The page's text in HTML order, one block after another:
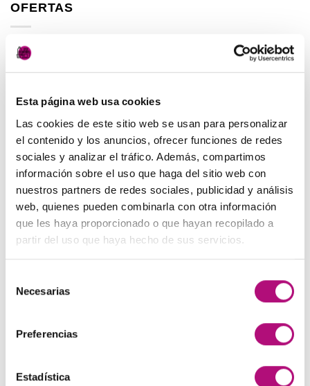
Esta página web usa cookies
Las cookies de este sitio web se usan para personalizar
el contenido y los anuncios, ofrecer funciones de redes
sociales y analizar el tráfico. Además, compartimos
información sobre el uso que haga del sitio web con
nuestros partners de redes sociales, publicidad y análisis
web, quienes pueden combinarla con otra información
que les haya proporcionado o que hayan recopilado a
partir del uso que haya hecho de sus servicios.
Necesarias
Preferencias
Estadística
OFERTAS
Elisièr Instant Bond Tratamiento
137,00€ El
original
era:
137,00€.
130,00€El
actual
es:
130,00€.
(IVA incluido)
48,00€ El
precio
original
era:
48,00€.
45,00 €El
precio
actual
es:
45,00€.
(IVA incluido)
Paleta de Maquillaje Avon
32,99
El
era:
32,99€.
28,50
precio
es:
28,50€.
(IVA incluido)
Maquíllate
11,99€ El
8,50€El(IVA incluido)
MEJOR VALORADOS
Champú Curl Adict Medavita